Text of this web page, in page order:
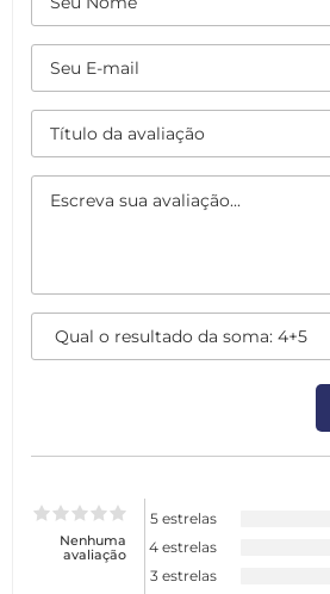
Nenhuma
avaliação
5 estrelas
4 estrelas
3 estrelas